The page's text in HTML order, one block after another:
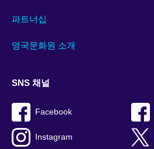
파트너십
영국문화원 소개
SNS 채널
Facebook
Instagram